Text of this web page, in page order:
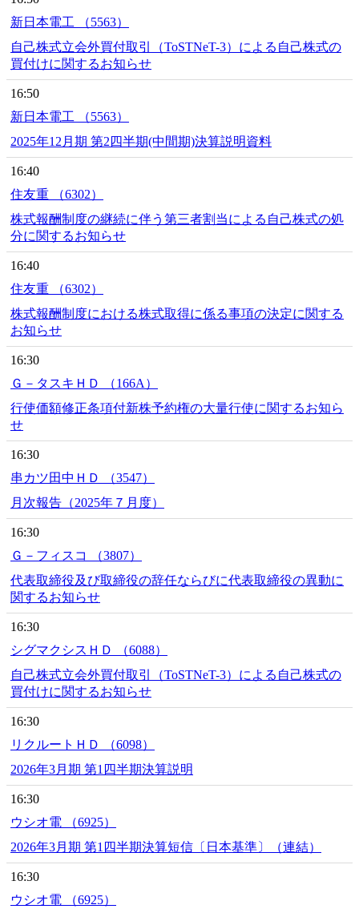
新日本電工 （5563）
自己株式立会外買付取引（ToSTNeT-3）による自己株式の
買付けに関するお知らせ
16:50
新日本電工 （5563）
2025年12月期 第2四半期(中間期)決算説明資料
16:40
住友重 （6302）
株式報酬制度の継続に伴う第三者割当による自己株式の処
分に関するお知らせ
16:40
住友重 （6302）
株式報酬制度における株式取得に係る事項の決定に関する
お知らせ
16:30
Ｇ－タスキＨＤ （166A）
行使価額修正条項付新株予約権の大量行使に関するお知ら
せ
16:30
串カツ田中ＨＤ （3547）
月次報告（2025年７月度）
16:30
Ｇ－フィスコ （3807）
代表取締役及び取締役の辞任ならびに代表取締役の異動に
関するお知らせ
16:30
シグマクシスＨＤ （6088）
自己株式立会外買付取引（ToSTNeT-3）による自己株式の
買付けに関するお知らせ
16:30
リクルートＨＤ （6098）
2026年3月期 第1四半期決算説明
16:30
ウシオ電 （6925）
2026年3月期 第1四半期決算短信〔日本基準〕（連結）
16:30
ウシオ電 （6925）